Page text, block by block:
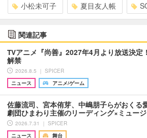
小松未可子 夏目友人帳
関連記事
TVアニメ『尚善』2027年4月より放送決定
解禁
2026.8.5 ｜ SPICER
ニュース
アニメ/ゲーム
佐藤流司、宮本侑芽、中嶋朋子らがおくる
劇団ひまわり主催のリーディング×ミュー
2026.7.31 ｜ SPICER
ニュース
舞台